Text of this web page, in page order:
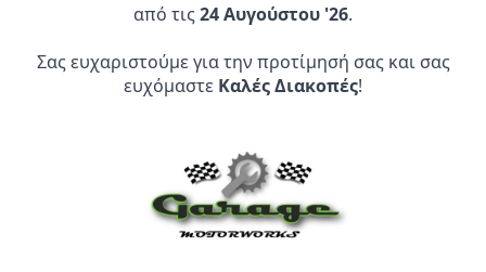
από τις24 Αυγούστου '26.
Σας ευχαριστούμε για την προτίμησή σας και σας
ευχόμαστε Καλές Διακοπές!